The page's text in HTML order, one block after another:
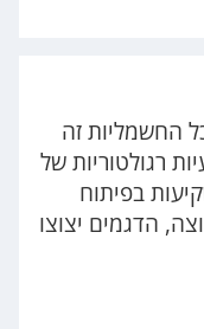
החשמליות זה
רגולטוריות של
בפיתוח
הדגמים יצוצו